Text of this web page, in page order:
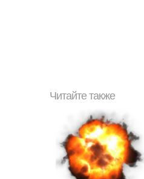
Читайте также